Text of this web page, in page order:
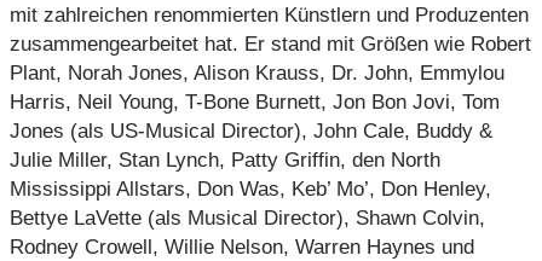
mit zahlreichen renommierten Künstlern und Produzenten
zusammengearbeitet hat. Er stand mit Größen wie Robert
Plant, Norah Jones, Alison Krauss, Dr. John, Emmylou
Harris, Neil Young, T-Bone Burnett, Jon Bon Jovi, Tom
Jones (als US-Musical Director), John Cale, Buddy &
Julie Miller, Stan Lynch, Patty Griffin, den North
Mississippi Allstars, Don Was, Keb’ Mo’, Don Henley,
Bettye LaVette (als Musical Director), Shawn Colvin,
Rodney Crowell, Willie Nelson, Warren Haynes und